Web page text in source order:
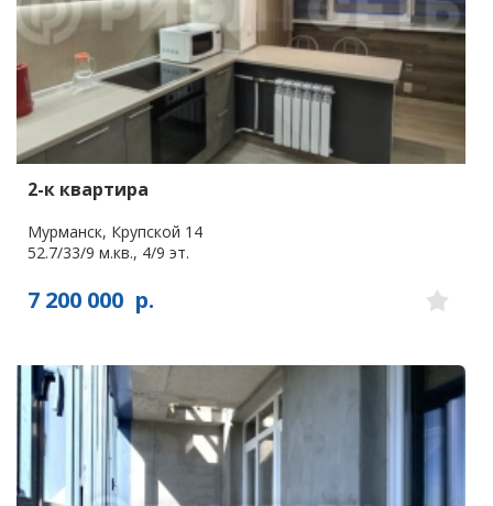
2-к квартира
Мурманск, Крупской 14
52.7/33/9 м.кв., 4/9 эт.
7 200 000 р.